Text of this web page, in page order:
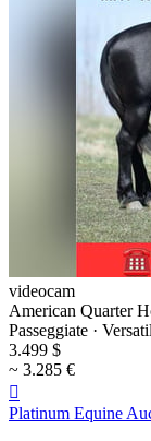
videocam
American Quarter
Passeggiate ·
3.499 $
~ 3.285 €

Platinum Equine